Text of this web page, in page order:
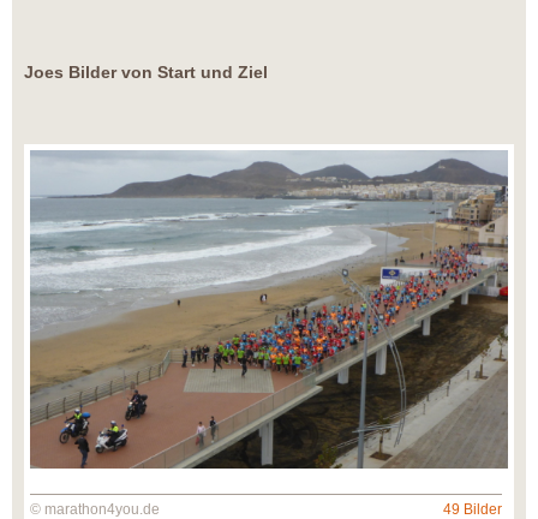
Joes Bilder von Start und Ziel
© marathon4you.de 49 Bilder